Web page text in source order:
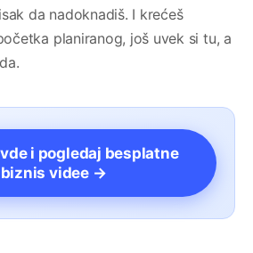
da nadoknadiš. I krećeš
planiranog, još uvek si tu, a
i pogledaj besplatne
biznis videe →